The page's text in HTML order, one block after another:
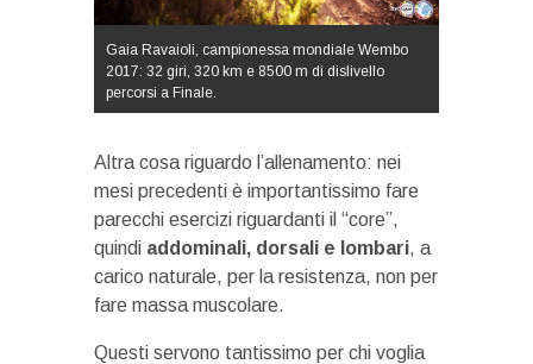
Gaia Ravaioli, campionessa mondiale Wembo
2017: 32 giri, 320 km e 8500 m di dislivello
percorsi a Finale.
Altra cosa riguardo l’allenamento: nei
mesi precedenti è importantissimo fare
parecchi esercizi riguardanti il “core”,
quindi addominali, dorsali e lombari, a
carico naturale, per la resistenza, non per
fare massa muscolare.
Questi servono tantissimo per chi voglia